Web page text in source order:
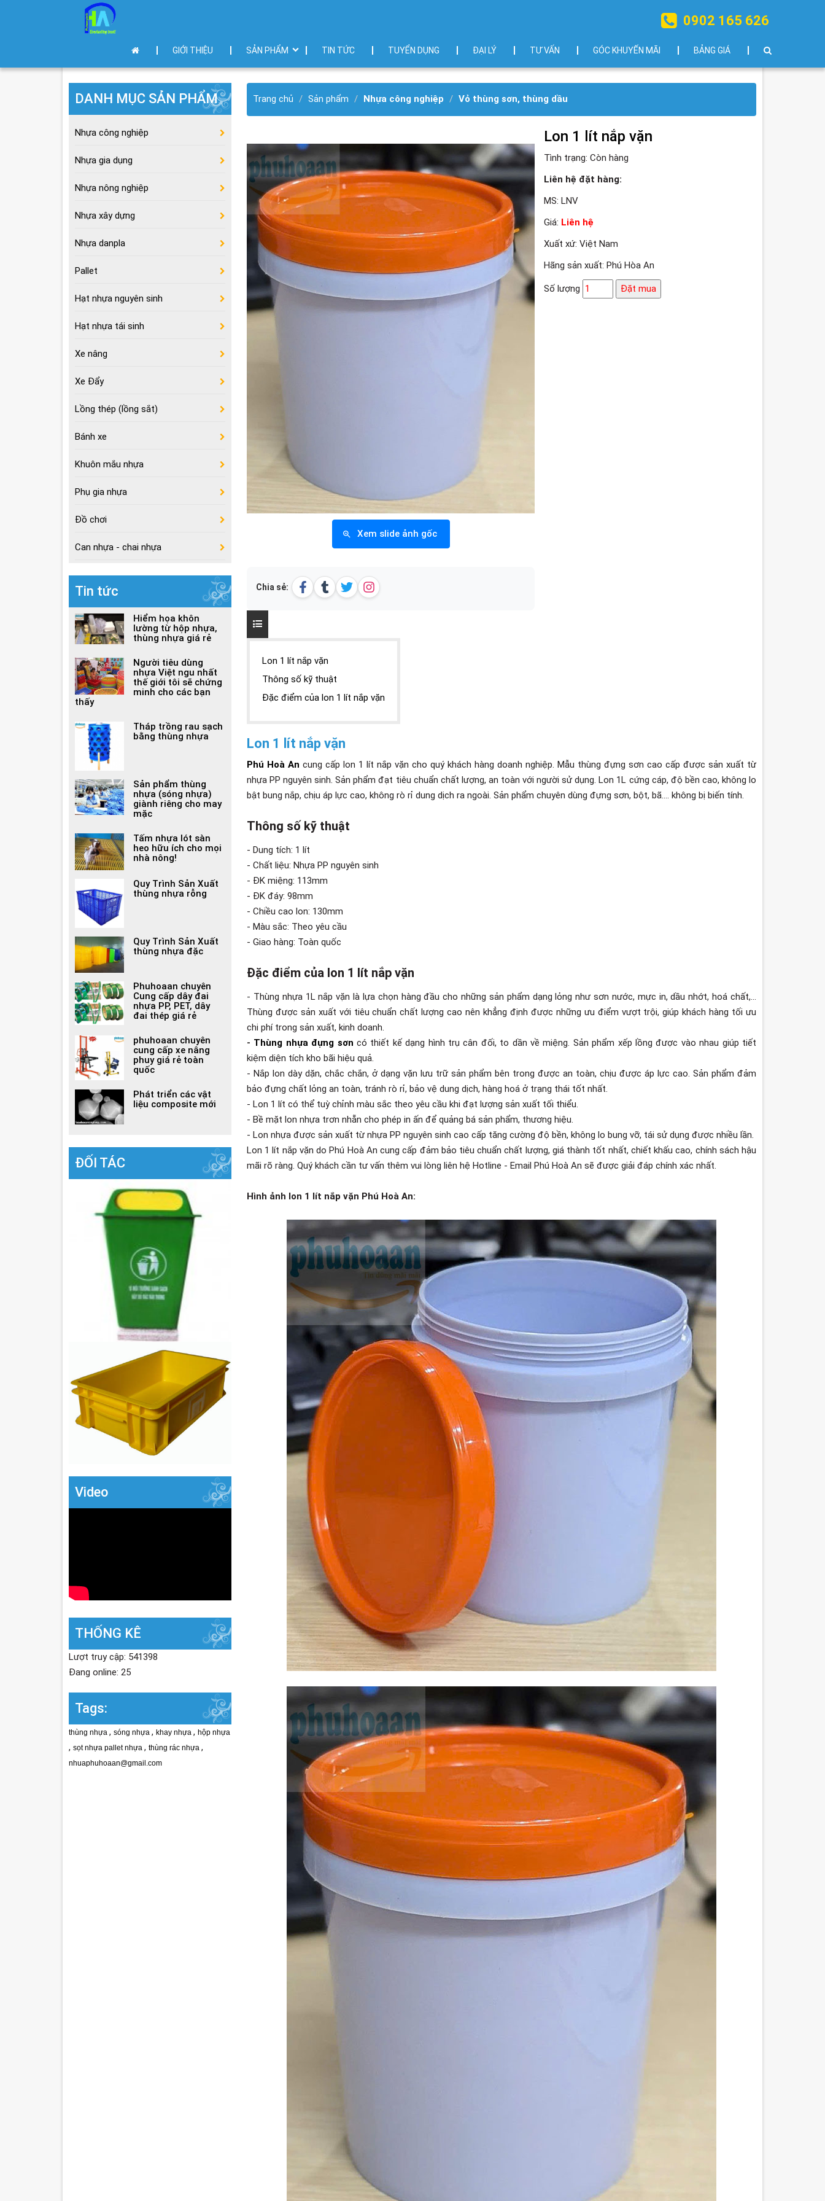
GIỚI THIỆU SẢN PHẨM TIN TỨC TUYỂN DỤNG ĐẠI LÝ TƯ VẤN GÓC KHUYẾN MÃI BẢNG GIÁ
0902 165 626
Trang chủ Sản phẩm Nhựa công nghiệp Vỏ thùng sơn, thùng dầu
Xem slide ảnh gốc
Chia sẻ:
Lon 1 lít nắp vặn
Tình trạng: Còn hàng
Liên hệ đặt hàng:
MS: LNV
Giá: Liên hệ
Xuất xứ: Việt Nam
Hãng sản xuất: Phú Hòa An
Số lượng Đặt mua
Lon 1 lít nắp vặn
Thông số kỹ thuật
Đặc điểm của lon 1 lít nắp vặn
Lon 1 lít nắp vặn
Phú Hoà An cung cấp lon 1 lít nắp vặn cho quý khách hàng doanh nghiệp. Mẫu thùng đựng sơn cao cấp được sản xuất từ
nhựa PP nguyên sinh. Sản phẩm đạt tiêu chuẩn chất lượng, an toàn với người sử dụng. Lon 1L cứng cáp, độ bền cao, không lo
bật bung nắp, chịu áp lực cao, không rò rỉ dung dịch ra ngoài. Sản phẩm chuyên dùng đựng sơn, bột, bã…. không bị biến tính.
Thông số kỹ thuật
- Dung tích: 1 lít
- Chất liệu: Nhựa PP nguyên sinh
- ĐK miệng: 113mm
- ĐK đáy: 98mm
- Chiều cao lon: 130mm
- Màu sắc: Theo yêu cầu
- Giao hàng: Toàn quốc
Đặc điểm của lon 1 lít nắp vặn
- Thùng nhựa 1L nắp vặn là lựa chọn hàng đầu cho những sản phẩm dạng lỏng như sơn nước, mực in, dầu nhớt, hoá chất,...
Thùng được sản xuất với tiêu chuẩn chất lượng cao nên khẳng định được những ưu điểm vượt trội, giúp khách hàng tối ưu
chi phí trong sản xuất, kinh doanh.
- Thùng nhựa đựng sơn có thiết kế dạng hình trụ cân đối, to dần về miệng. Sản phẩm xếp lồng được vào nhau giúp tiết
kiệm diện tích kho bãi hiệu quả.
- Nắp lon dày dặn, chắc chắn, ở dạng vặn lưu trữ sản phẩm bên trong được an toàn, chịu được áp lực cao. Sản phẩm đảm
bảo đựng chất lỏng an toàn, tránh rò rỉ, bảo vệ dung dịch, hàng hoá ở trạng thái tốt nhất.
- Lon 1 lít có thể tuỳ chỉnh màu sắc theo yêu cầu khi đạt lượng sản xuất tối thiểu.
- Bề mặt lon nhựa trơn nhẵn cho phép in ấn để quảng bá sản phẩm, thương hiệu.
- Lon nhựa được sản xuất từ nhựa PP nguyên sinh cao cấp tăng cường độ bền, không lo bung vỡ, tái sử dụng được nhiều lần.
Lon 1 lít nắp vặn do Phú Hoà An cung cấp đảm bảo tiêu chuẩn chất lượng, giá thành tốt nhất, chiết khấu cao, chính sách hậu
mãi rõ ràng. Quý khách cần tư vấn thêm vui lòng liên hệ Hotline - Email Phú Hoà An sẽ được giải đáp chính xác nhất.
Hình ảnh lon 1 lít nắp vặn Phú Hoà An:
DANH MỤC SẢN PHẨM
Nhựa công nghiệp
Nhựa gia dụng
Nhựa nông nghiệp
Nhựa xây dựng
Nhựa danpla
Pallet
Hạt nhựa nguyên sinh
Hạt nhựa tái sinh
Xe nâng
Xe Đẩy
Lồng thép (lồng sắt)
Bánh xe
Khuôn mắu nhựa
Phụ gia nhựa
Đồ chơi
Can nhựa - chai nhựa
Tin tức
Hiểm họa khôn
lường từ hộp nhựa,
thùng nhựa giá rẻ
Người tiêu dùng
nhựa Việt ngu nhất
thế giới tôi sẽ chứng
minh cho các bạn
thấy
Tháp trồng rau sạch
bằng thùng nhựa
Sản phẩm thùng
nhựa (sóng nhựa)
giành riêng cho may
mặc
Tấm nhựa lót sàn
heo hữu ích cho mọi
nhà nông!
Quy Trình Sản Xuất
thùng nhựa rỗng
Quy Trình Sản Xuất
thùng nhựa đặc
Phuhoaan chuyên
Cung cấp dây đai
nhựa PP, PET, dây
đai thép giá rẻ
phuhoaan chuyên
cung cấp xe nâng
phuy giá rẻ toàn
quốc
Phát triển các vật
liệu composite mới
ĐỐI TÁC
Video
THỐNG KÊ
Lượt truy cập: 541398
Đang online: 25
Tags:
thùng nhựa , sóng nhựa , khay nhựa , hộp nhựa
, sọt nhựa pallet nhựa , thùng rác nhựa ,
nhuaphuhoaan@gmail.com